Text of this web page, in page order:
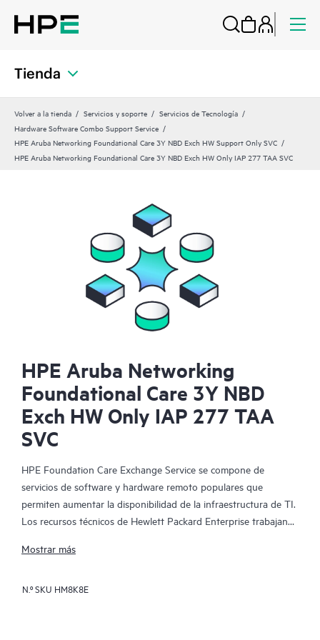
Tienda
Volver a la tienda Servicios y soporte
Servicios de Tecnología
Hardware Software Combo Support Service
HPE Aruba Networking Foundational Care 3Y NBD Exch HW Support Only SVC
HPE Aruba Networking Foundational Care 3Y NBD Exch HW Only IAP 277 TAA SVC
HPE Aruba Networking
Foundational Care 3Y NBD
Exch HW Only IAP 277 TAA
SVC
HPE Foundation Care Exchange Service se compone de
servicios de software y hardware remoto populares que
permiten aumentar la disponibilidad de la infraestructura de TI.
Los recursos técnicos de Hewlett Packard Enterprise trabajan
software de tus productos de HPE.
La sustitución de hardware ofrece un servicio de intercambio
Mostrar más
N.º SKU HM8K8E